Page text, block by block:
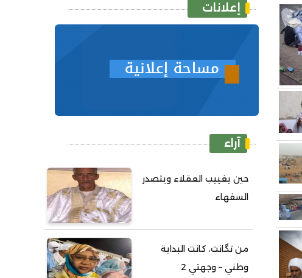
إعلانات
آراء
حين يغييب العقلاء ويتصدر
السفهاء
من تگانت، كانت البداية
وطني – وجهتي 2